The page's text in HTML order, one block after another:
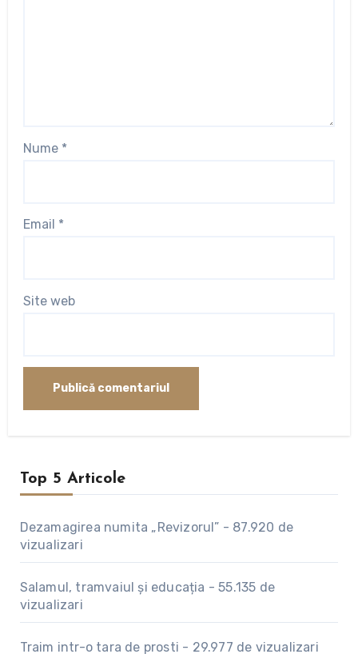
Nume *
Email *
Site web
Top 5 Articole
Dezamagirea numita „Revizorul” - 87.920 de
vizualizari
Salamul, tramvaiul și educația -55.135 de
vizualizari
Traim intr-o tara de prosti - 29.977 de vizualizari